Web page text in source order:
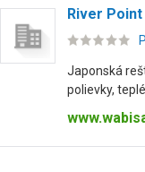
River Point
Japonská
polievky,